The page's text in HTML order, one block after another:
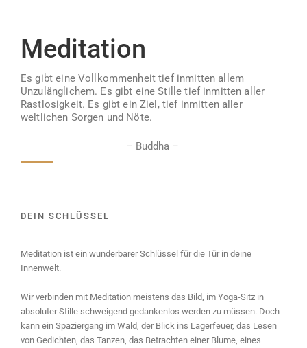
DEIN SCHLÜSSEL
Meditation ist ein wunderbarer Schlüssel für die Tür in deine
Innenwelt.
Wir verbinden mit Meditation meistens das Bild, im Yoga-Sitz in
absoluter Stille schweigend gedankenlos werden zu müssen. Doch
kann ein Spaziergang im Wald, der Blick ins Lagerfeuer, das Lesen
von Gedichten, das Tanzen, das Betrachten einer Blume, eines
Meditation
Es gibt eine Vollkommenheit tief inmitten allem
Unzulänglichem. Es gibt eine Stille tief inmitten aller
Rastlosigkeit. Es gibt ein Ziel, tief inmitten aller
weltlichen Sorgen und Nöte.
– Buddha –